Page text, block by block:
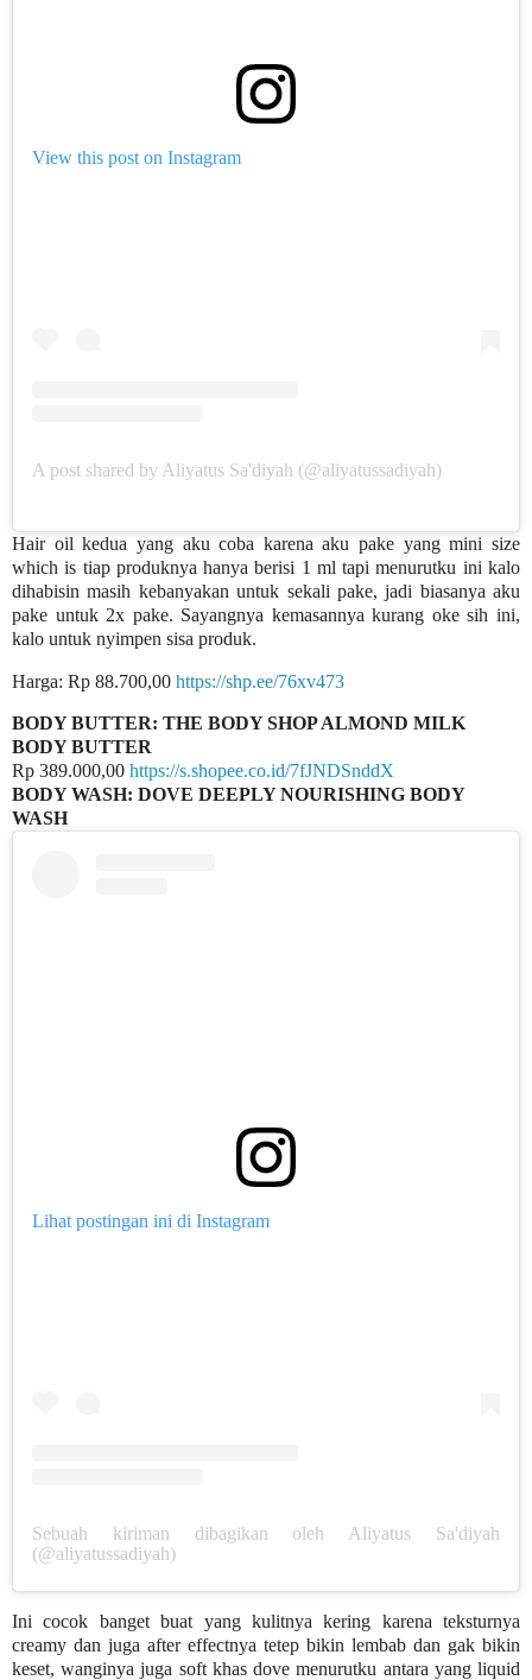
View this post on Instagram
A post shared by Aliyatus Sa'diyah (@aliyatussadiyah)
Hair oil kedua yang aku coba karena aku pake yang mini size
which is tiap produknya hanya berisi 1 ml tapi menurutku ini kalo
dihabisin masih kebanyakan untuk sekali pake, jadi biasanya aku
pake untuk 2x pake. Sayangnya kemasannya kurang oke sih ini,
kalo untuk nyimpen sisa produk.
Harga: Rp 88.700,00 https://shp.ee/76xv473
BODY BUTTER: THE BODY SHOP ALMOND MILK
BODY BUTTER
Rp 389.000,00 https://s.shopee.co.id/7fJNDSnddX
BODY WASH: DOVE DEEPLY NOURISHING BODY
WASH
Lihat postingan ini di Instagram
Sebuah kiriman dibagikan oleh Aliyatus Sa'diyah
(@aliyatussadiyah)
Ini cocok banget buat yang kulitnya kering karena teksturnya
creamy dan juga after effectnya tetep bikin lembab dan gak bikin
keset, wanginya juga soft khas dove menurutku antara yang liquid